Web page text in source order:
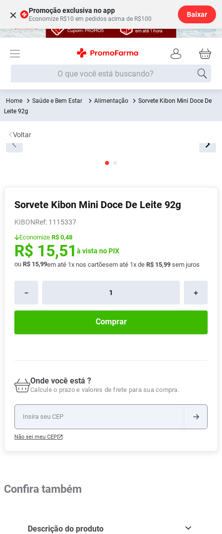
× Promoção exclusiva no app
Economize R$10 em pedidos acima de R$100
Baixar
O que você está buscando?
Saúde e Bem Estar Alimentação
Sorvete Kibon Mini Doce De
Leite 92g
Sorvete Kibon Mini Doce De Leite 92g
KIBON : 1115337
Economize R$ 0,48
R$ 15,51 à vista no PIX
ou R$ 15,99em até 1x nos cartõesem até 1x de R$ 15,99 sem juros
＋
－
Comprar
Onde você está ?
Calcule o prazo e valores de frete para sua compra.
Não sei meu CEP
Voltar
Confira também
Descrição do produto
Termos mais buscados
1º Fralda
2
5º Fralda G
6º Shampoo
7º Desodorante
8º Pampers Confort Sec
9 Vitamina D
10º Soro Fisiológico